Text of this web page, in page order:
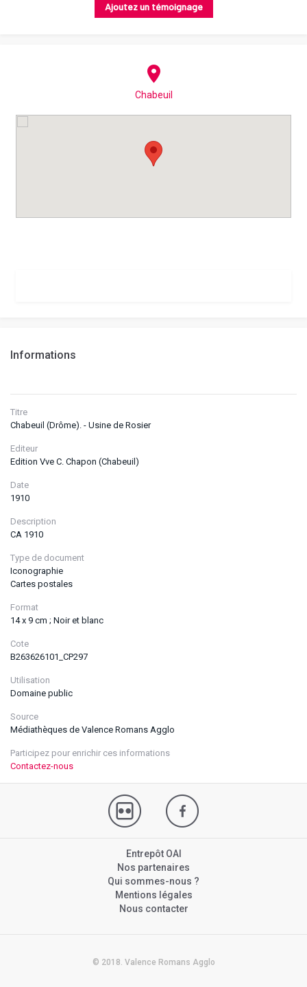
Informations
Titre
Chabeuil (Drôme). - Usine de Rosier
Editeur
Edition Vve C. Chapon (Chabeuil)
Date
1910
Description
CA 1910
Type de document
Iconographie
Cartes postales
Format
14 x 9 cm ; Noir et blanc
Cote
B263626101_CP297
Utilisation
Domaine public
Source
Médiathèques de Valence Romans Agglo
Participez pour enrichir ces informations
Contactez-nous
Ajoutez un témoignage
Chabeuil
Entrepôt OAI
Nos partenaires
Qui sommes-nous ?
Mentions légales
Nous contacter
© 2018. Valence Romans Agglo